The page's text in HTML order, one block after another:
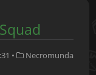
•
Necromunda